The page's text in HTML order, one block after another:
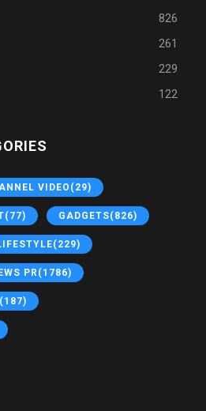
826
261
229
122
VIDEO (29)
(77) GADGETS(826)
(229)
PR(1786)
(187)